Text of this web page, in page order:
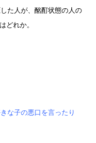
た人が、酩酊状態の人の
どれか。
子の悪口を言ったり